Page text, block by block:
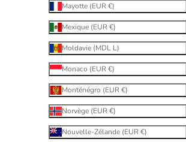
Mayotte (EUR €)
Mexique (EUR €)
Moldavie (MDL L)
Monaco (EUR €)
Monténégro (EUR €)
Norvège (EUR €)
Nouvelle-Zélande (EUR €)